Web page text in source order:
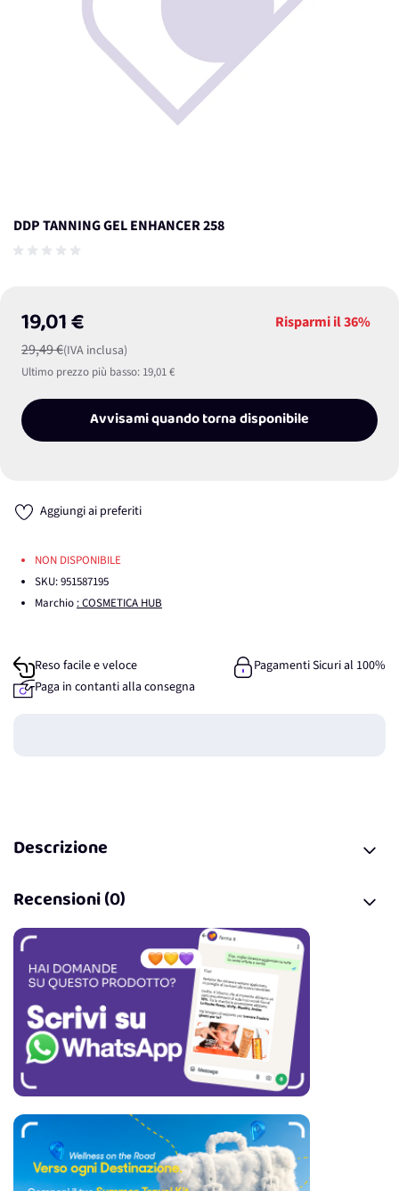
DDP TANNING GEL ENHANCER 258
19,01 €
29,49 €(IVA inclusa)
Risparmi il36%
Ultimo prezzo più basso: 19,01 €
Avvisami quando torna disponibile
Aggiungi ai preferiti
NON DISPONIBILE
SKU:951587195
Marchio : COSMETICA HUB
Reso facile e veloce
Pagamenti Sicuri al 100%
Paga in contanti alla consegna
Descrizione
Recensioni (0)